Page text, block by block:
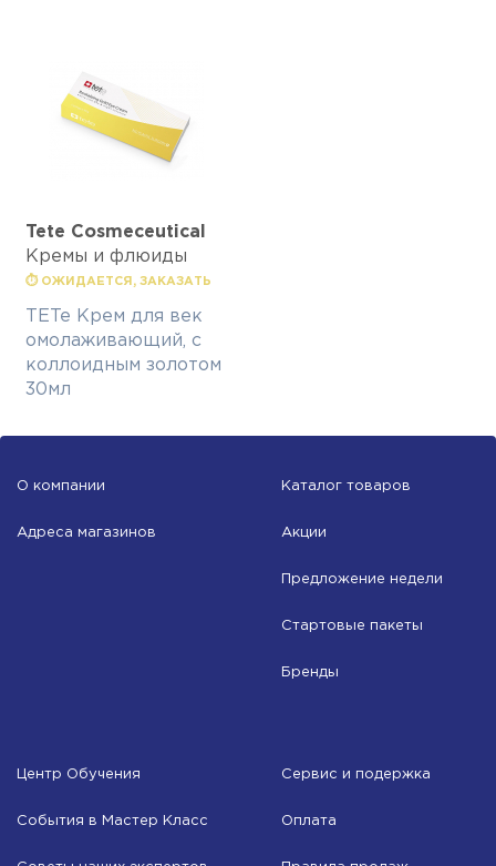
Tete Cosmeceutical
Кремы и флюиды
⏱ ОЖИДАЕТСЯ, ЗАКАЗАТЬ
TETe Крем для век
омолаживающий, с
коллоидным золотом
30мл
О компании
Адреса магазинов
Каталог товаров
Акции
Предложение недели
Стартовые пакеты
Бренды
Центр Обучения
События в Мастер Класс
Сервис и подержка
Оплата